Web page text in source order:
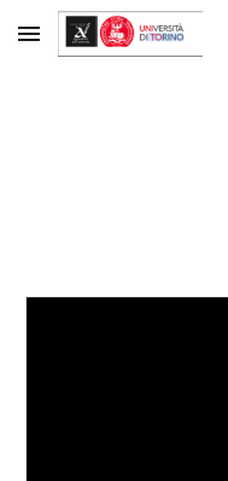
Skip to main content